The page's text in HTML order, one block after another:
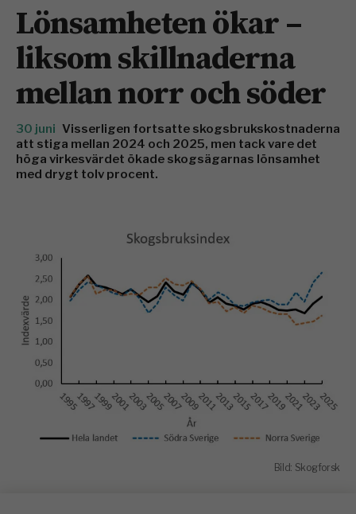
Lönsamheten ökar –
liksom skillnaderna
mellan norr och söder
30 juni Visserligen fortsatte skogsbrukskostnaderna
att stiga mellan 2024 och 2025, men tack vare det
höga virkesvärdet ökade skogsägarnas lönsamhet
med drygt tolv procent.
Bild: Skogforsk